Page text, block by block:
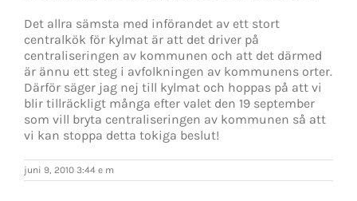
Det allra sämsta med införandet av ett stort
centralkök för kylmat är att det driver på
centraliseringen av kommunen och att det därmed
är ännu ett steg i avfolkningen av kommunens orter.
Därför säger jag nej till kylmat och hoppas på att vi
blir tillräckligt många efter valet den 19 september
som vill bryta centraliseringen av kommunen så att
vi kan stoppa detta tokiga beslut!
juni 9, 2010 3:44 e m